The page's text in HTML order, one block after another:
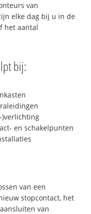
van
elke dag bij u in de
het aantal
bij:
)verlichting
en schakelpunten
van een
stopcontact, het
van